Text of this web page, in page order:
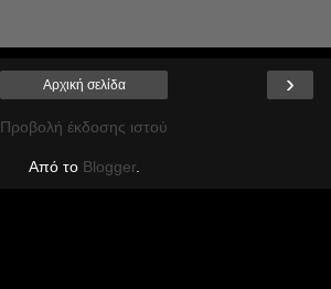
›
Αρχική σελίδα
Προβολή έκδοσης ιστού
Από το Blogger.